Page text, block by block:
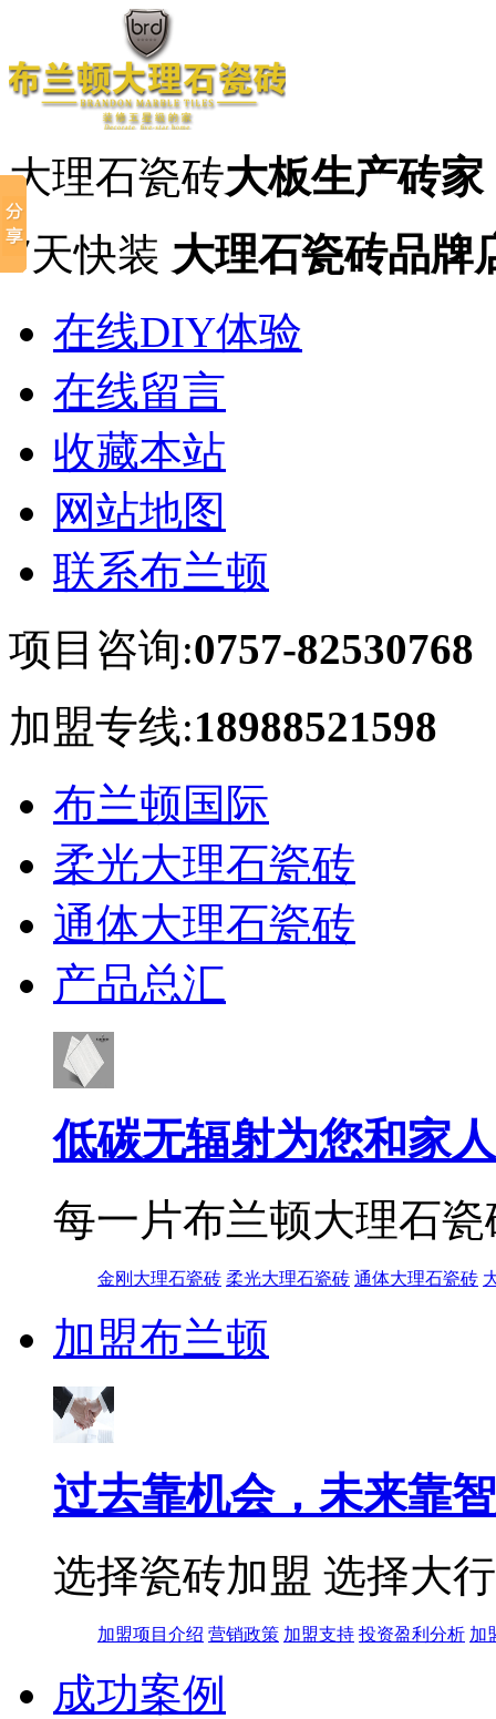
大理石瓷砖大板生产砖家
7天快装 大理石瓷砖品牌
在线DIY体验
在线留言
收藏本站
网站地图
联系布兰顿
项目咨询:0757-82530768
加盟专线:18988521598
布兰顿国际
柔光大理石瓷砖
通体大理石瓷砖
产品总汇
低碳无辐射为您和家
每一片布兰顿大理石
金刚大理石瓷砖 柔光大理石瓷砖 通体大理石瓷砖
加盟布兰顿
过去靠机会，未来靠
选择瓷砖加盟 选择大
加盟项目介绍 营销政策 加盟支持 投资盈利分析 加
成功案例